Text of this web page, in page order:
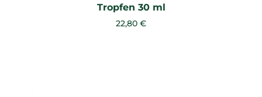
Tropfen 30 ml
22,80 €